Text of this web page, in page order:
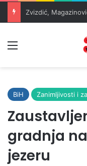
BiH Zanimljivosti i
gradnja
jezeru